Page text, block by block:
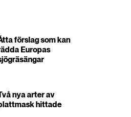
förslag som kan
Europas
nya arter av
hittade